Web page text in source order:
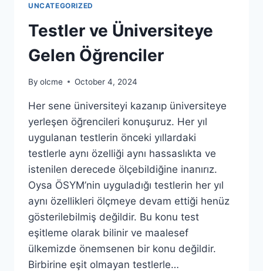
UNCATEGORIZED
Testler ve Üniversiteye
Gelen Öğrenciler
By olcme October 4, 2024
Her sene üniversiteyi kazanıp üniversiteye
yerleşen öğrencileri konuşuruz. Her yıl
uygulanan testlerin önceki yıllardaki
testlerle aynı özelliği aynı hassaslıkta ve
istenilen derecede ölçebildiğine inanırız.
Oysa ÖSYM’nin uyguladığı testlerin her yıl
aynı özellikleri ölçmeye devam ettiği henüz
gösterilebilmiş değildir. Bu konu test
eşitleme olarak bilinir ve maalesef
ülkemizde önemsenen bir konu değildir.
Birbirine eşit olmayan testlerle…